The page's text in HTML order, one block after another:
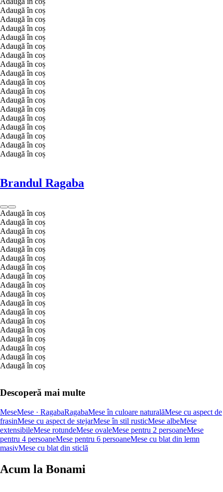
Adaugă în coș
Adaugă în coș
Adaugă în coș
Adaugă în coș
Adaugă în coș
Adaugă în coș
Adaugă în coș
Adaugă în coș
Adaugă în coș
Adaugă în coș
Adaugă în coș
Adaugă în coș
Adaugă în coș
Adaugă în coș
Adaugă în coș
Adaugă în coș
Adaugă în coș
Brandul Ragaba
Adaugă în coș
Adaugă în coș
Adaugă în coș
Adaugă în coș
Adaugă în coș
Adaugă în coș
Adaugă în coș
Adaugă în coș
Adaugă în coș
Adaugă în coș
Adaugă în coș
Adaugă în coș
Adaugă în coș
Adaugă în coș
Adaugă în coș
Adaugă în coș
Adaugă în coș
Adaugă în coș
Descoperă mai multe
MeseMese · RagabaRagabaMese în culoare naturalăMese cu aspect de
frasinMese cu aspect de stejarMese în stil rusticMese albeMese
extensibileMese rotundeMese ovaleMese pentru 2 persoaneMese
pentru 4 persoaneMese pentru 6 persoaneMese cu blat din lemn
masivMese cu blat din sticlă
Acum la Bonami